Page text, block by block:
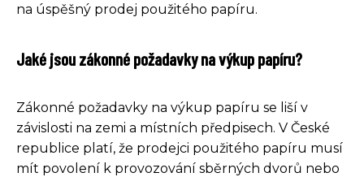
na úspěšný prodej použitého papíru.
Jaké jsou zákonné požadavky na výkup papíru?
Zákonné požadavky na výkup papíru se liší v
závislosti na zemi a místních předpisech. V České
republice platí, že prodejci použitého papíru musí
mít povolení k provozování sběrných dvorů nebo